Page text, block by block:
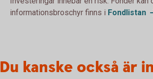
informationsbroschyr finns i Fondlistan
Du kanske också är